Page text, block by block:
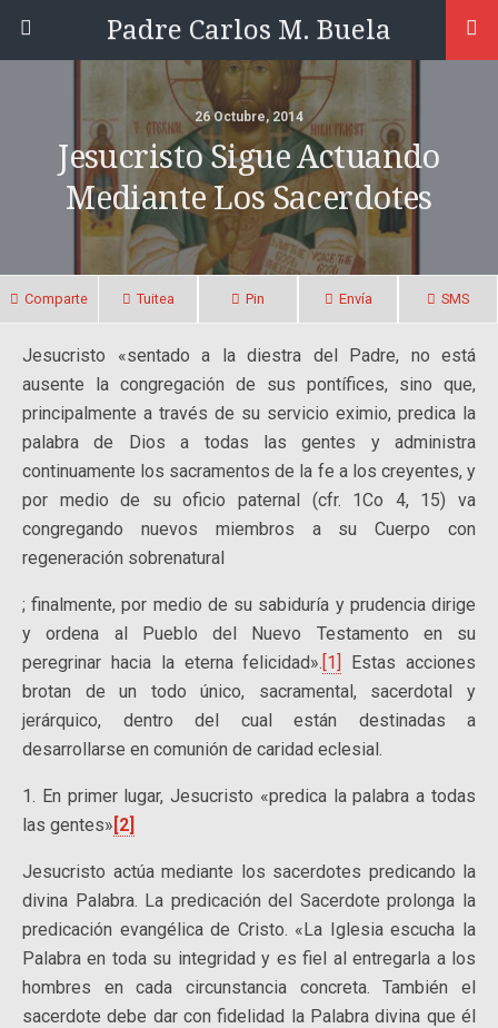
Padre Carlos M. Buela
26 Octubre, 2014
Jesucristo Sigue Actuando
Mediante Los Sacerdotes
Comparte Tuitea Pin Envía SMS
Jesucristo «sentado a la diestra del Padre, no está
ausente la congregación de sus pontífices, sino que,
principalmente a través de su servicio eximio, predica la
palabra de Dios a todas las gentes y administra
continuamente los sacramentos de la fe a los creyentes, y
por medio de su oficio paternal (cfr. 1Co 4, 15) va
congregando nuevos miembros a su Cuerpo con
regeneración sobrenatural
; finalmente, por medio de su sabiduría y prudencia dirige
y ordena al Pueblo del Nuevo Testamento en su
peregrinar hacia la eterna felicidad».[1]
Estas acciones
brotan de un todo único, sacramental, sacerdotal y
jerárquico, dentro del cual están destinadas a
desarrollarse en comunión de caridad eclesial.
1. En primer lugar, Jesucristo «predica la palabra a todas
las gentes» [2]
Jesucristo actúa mediante los sacerdotes predicando la
divina Palabra. La predicación del Sacerdote prolonga la
predicación evangélica de Cristo. «La Iglesia escucha la
Palabra en toda su integridad y es fiel al entregarla a los
hombres en cada circunstancia concreta. También el
sacerdote debe dar con fidelidad la Palabra divina que él